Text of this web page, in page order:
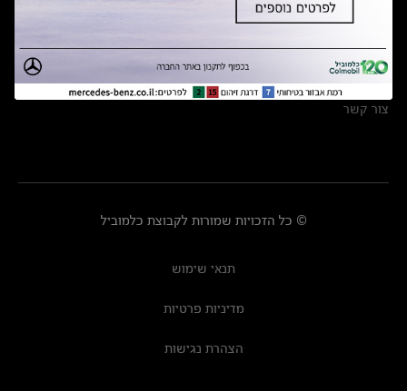
מצאו אותנו
אולמות תצוגה
מרכזי שירות
צור קשר
© כל הזכויות שמורות לקבוצת כלמוביל
תנאי שימוש
מדיניות פרטיות
הצהרת נגישות